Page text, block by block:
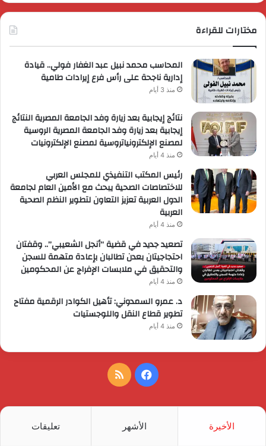
مختارات للقراءة
المحاسب محمد نبيل عبد الغفار فولي.. قيادة
إدارية ناجحة على رأس فرع إيرادات طامية
منذ 3 أيام
نتائج إيجابية بعد زيارة وفد الجامعة المصرية النتائج
إيجابية بعد زيارة وفد الجامعة المصرية الروسية
لمصنع الإلكترونياتروسية لمصنع الإلكترونيات
منذ 4 أيام
رئيس المكتب التنفيذي للمجلس العربي
للاختصاصات الصحية يبحث مع الأمين العام لجامعة
الدول العربية تعزيز التعاون لتطوير النظم الصحية
العربية
منذ 4 أيام
تصعيد جديد في قضية “أنجل الشعيبي”.. وقفتان
احتجاجيتان بعدن تطالبان بإعادة متهمة للسجن
والتحقيق في ملابسات الإفراج عن المحكومين
منذ 4 أيام
د. عمرو السمدوني: تأهيل الكوادر الرقمية مفتاح
تطوير قطاع النقل واللوجستيات
منذ 4 أيام
فيسبوكملخص
الأخيرة الأشهر تعليقات